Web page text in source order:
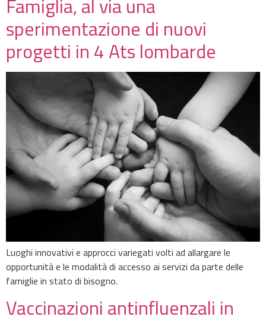
Famiglia, al via una
sperimentazione di nuovi
progetti in 4 Ats lombarde
Luoghi innovativi e approcci variegati volti ad allargare le
opportunità e le modalità di accesso ai servizi da parte delle
famiglie in stato di bisogno.
Vaccinazioni antinfluenzali in